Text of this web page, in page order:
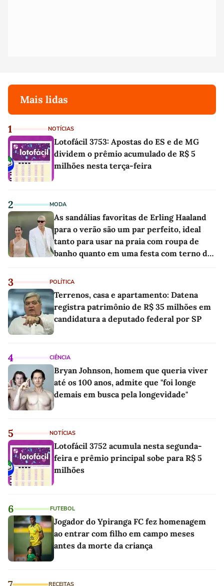
Mais lidas
1 NOTÍCIAS
Lotofácil 3753: Apostas do ES e de MG
dividem o prêmio acumulado de R$ 5
milhões nesta terça-feira
2 MODA
As sandálias favoritas de Erling Haaland
para o verão são um par perfeito, ideal
tanto para usar na praia com roupa de
banho quanto em uma festa com terno de
3 POLÍTICA
Terrenos, casa e apartamento: Datena
registra patrimônio de R$ 35 milhões em
candidatura a deputado federal por SP
4 CIÊNCIA
Bryan Johnson, homem que queria viver
até os 100 anos, admite que "foi longe
demais em busca pela longevidade"
5 NOTÍCIAS
Lotofácil 3752 acumula nesta segunda-
feira e prêmio principal sobe para R$ 5
milhões
6 FUTEBOL
Jogador do Ypiranga FC fez homenagem
ao entrar com filho em campo meses
antes da morte da criança
RECEITAS